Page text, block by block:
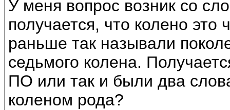
У меня вопрос возник со
получается, что колено это
раньше так называли
седьмого колена.
ПО или так и были два
коленом рода?